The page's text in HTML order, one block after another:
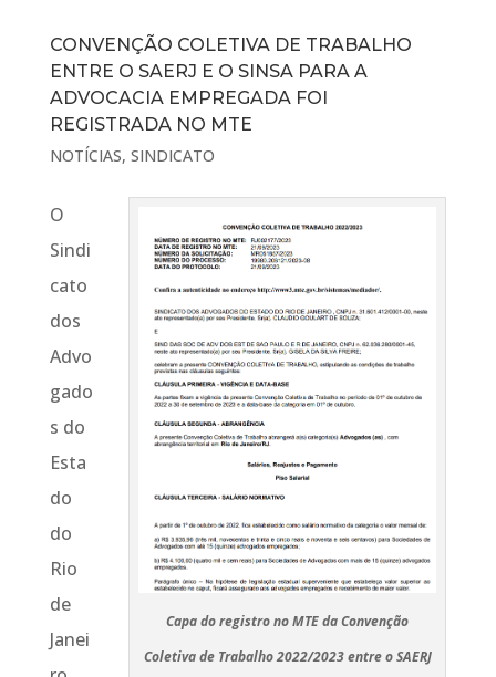
CONVENÇÃO COLETIVA DE TRABALHO
ENTRE O SAERJ E O SINSA PARA A
ADVOCACIA EMPREGADA FOI
REGISTRADA NO MTE
NOTÍCIAS, SINDICATO
Capa do registro no MTE da Convenção
Coletiva de Trabalho 2022/2023 entre o SAERJ
O
Sindi
cato
dos
Advo
gado
s do
Esta
do
do
Rio
de
Janei